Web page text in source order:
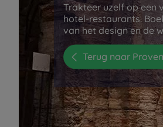
Trakteer uzelf op een
hotel-restaurants.
van het design en de
Terug naar